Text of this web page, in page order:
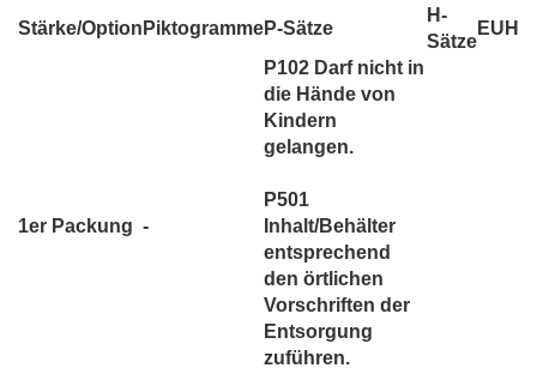
Stärke/Option PiktogrammeP-Sätze
H-
Sätze
EUH
1er Packung -
P102 Darf nicht in
die Hände von
Kindern
gelangen.
P501
Inhalt/Behälter
entsprechend
den örtlichen
Vorschriften der
Entsorgung
zuführen.